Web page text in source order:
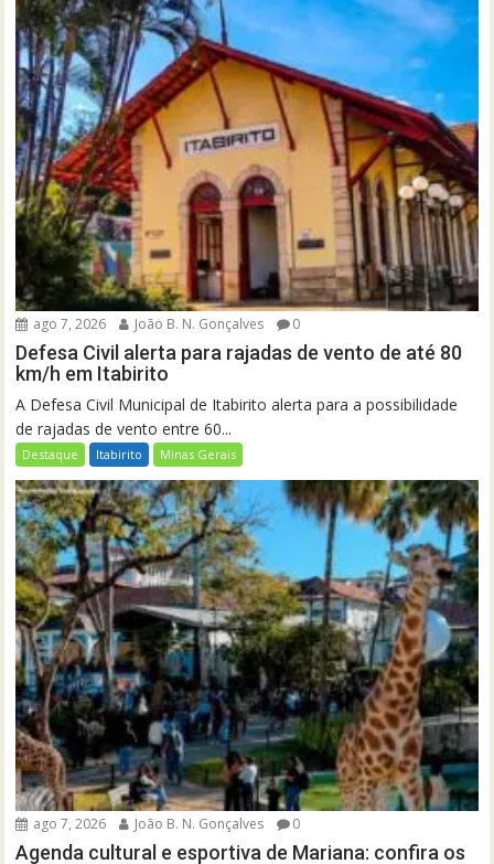
ago 7, 2026 João B. N. Gonçalves 0
Defesa Civil alerta para rajadas de vento de até 80
km/h em Itabirito
A Defesa Civil Municipal de Itabirito alerta para a possibilidade
de rajadas de vento entre 60...
Destaque Itabirito Minas Gerais
ago 7, 2026 João B. N. Gonçalves 0
Agenda cultural e esportiva de Mariana: confira os